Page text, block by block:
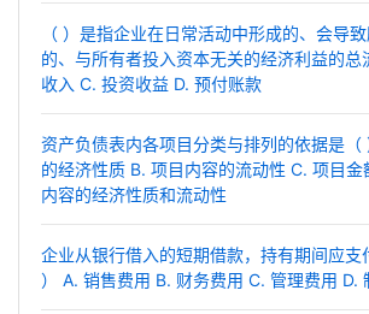
（ ）是指企业在日常活动中形成的、会导
的、与所有者投入资本无关的经济利益的总
收入 C. 投资收益 D. 预付账款
资产负债表内各项目分类与排列的依据是（
的经济性质 B. 项目内容的流动性 C. 项目金
内容的经济性质和流动性
企业从银行借入的短期借款，持有期间应支
） A. 销售费用 B. 财务费用 C. 管理费用 D.